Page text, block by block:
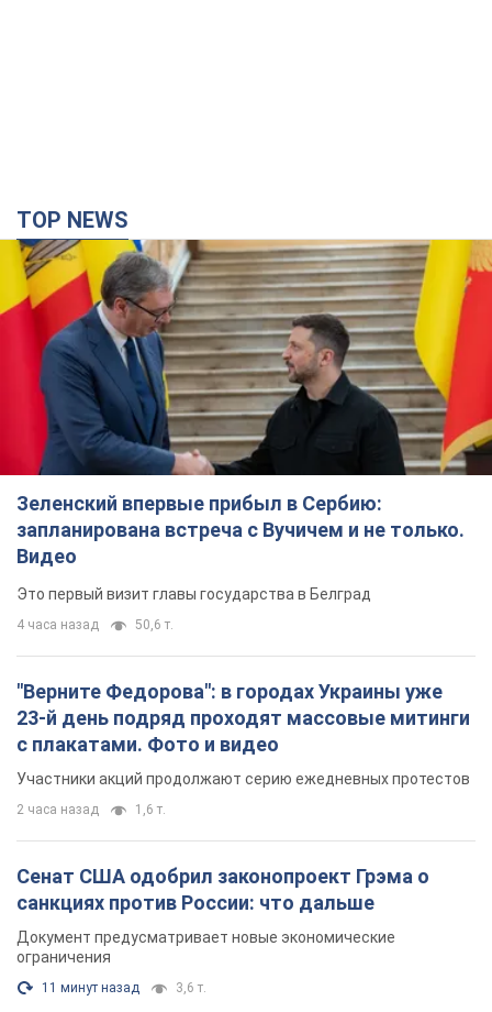
TOP NEWS
Зеленский впервые прибыл в Сербию:
запланирована встреча с Вучичем и не только.
Видео
Это первый визит главы государства в Белград
4 часа назад 50,6 т.
"Верните Федорова": в городах Украины уже
23-й день подряд проходят массовые митинги
с плакатами. Фото и видео
Участники акций продолжают серию ежедневных протестов
2 часа назад 1,6 т.
Сенат США одобрил законопроект Грэма о
санкциях против России: что дальше
Документ предусматривает новые экономические
ограничения
11 минут назад 3,6 т.